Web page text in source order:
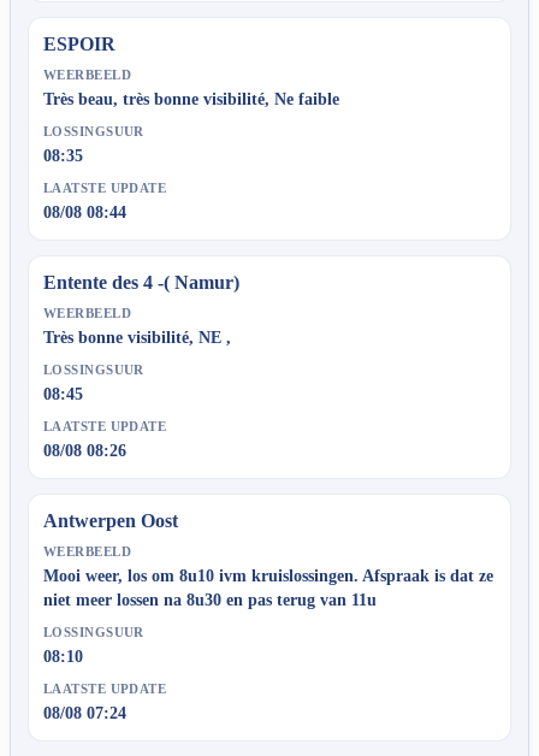
ESPOIR
WEERBEELD
Très beau, très bonne visibilité, Ne faible
LOSSINGSUUR
08:35
LAATSTE UPDATE
08/08 08:44
Entente des 4 -( Namur)
WEERBEELD
Très bonne visibilité, NE ,
LOSSINGSUUR
08:45
LAATSTE UPDATE
08/08 08:26
Antwerpen Oost
WEERBEELD
Mooi weer, los om 8u10 ivm kruislossingen. Afspraak is dat ze
niet meer lossen na 8u30 en pas terug van 11u
LOSSINGSUUR
08:10
LAATSTE UPDATE
08/08 07:24